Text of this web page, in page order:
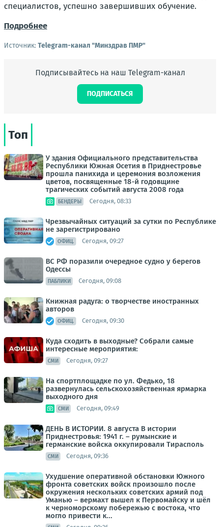
специалистов, успешно завершивших обучение.
Подробнее
Источник: Telegram-канал "Минздрав ПМР"
Подписывайтесь на наш Telegram-канал
ПОДПИСАТЬСЯ
Топ
У здания Официального представительства
Республики Южная Осетия в Приднестровье
прошла панихида и церемония возложения
цветов, посвященные 18-й годовщине
трагических событий августа 2008 года
БЕНДЕРЫ Сегодня, 08:33
Чрезвычайных ситуаций за сутки по Республике
не зарегистрировано
ОФИЦ. Сегодня, 09:27
ВС РФ поразили очередное судно у берегов
Одессы
ПАБЛИКИ Сегодня, 09:08
Книжная радуга: о творчестве иностранных
авторов
ОФИЦ. Сегодня, 09:30
Куда сходить в выходные? Собрали самые
интересные мероприятия:
СМИ Сегодня, 09:27
На спортплощадке по ул. Федько, 18
развернулась сельскохозяйственная ярмарка
выходного дня
СМИ Сегодня, 09:49
ДЕНЬ В ИСТОРИИ. 8 августа В истории
Приднестровья: 1941 г. – румынские и
германские войска оккупировали Тирасполь
СМИ Сегодня, 09:36
Ухудшение оперативной обстановки Южного
фронта советских войск произошло после
окружения нескольких советских армий под
Уманью – вермахт вышел к Первомайску и шёл
к черноморскому побережью с востока, что
могло привести к...